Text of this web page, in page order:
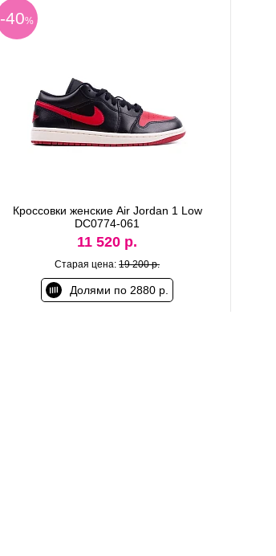
-40%
Кроссовки женские Air Jordan 1 Low
DC0774-061
11 520 р.
Старая цена: 19 200 р.
Долями по 2880 р.